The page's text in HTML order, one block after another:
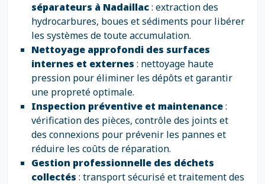
séparateurs à Nadaillac: extraction des
hydrocarbures, boues et sédiments pour libérer
les systèmes de toute accumulation.
Nettoyage approfondi des surfaces
internes et externes : nettoyage haute
pression pour éliminer les dépôts et garantir
une propreté optimale.
Inspection préventive et maintenance:
vérification des pièces, contrôle des joints et
des connexions pour prévenir les pannes et
réduire les coûts de réparation.
Gestion professionnelle des déchets
collectés : transport sécurisé et traitement des